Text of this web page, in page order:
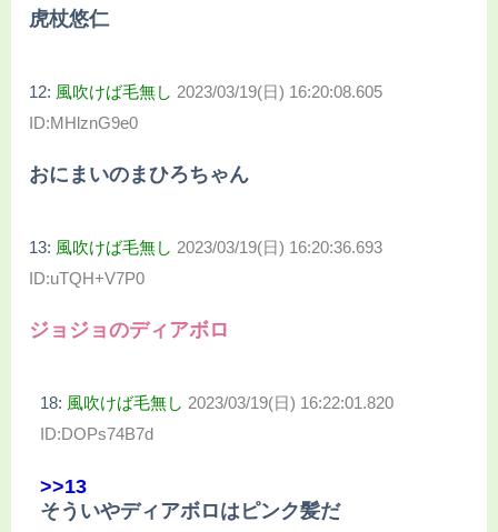
虎杖悠仁
12: 風吹けば毛無し 2023/03/19(日) 16:20:08.605
ID:MHlznG9e0
おにまいのまひろちゃん
13: 風吹けば毛無し 2023/03/19(日) 16:20:36.693
ID:uTQH+V7P0
ジョジョのディアボロ
18: 風吹けば毛無し 2023/03/19(日) 16:22:01.820
ID:DOPs74B7d
>>13
そういやディアボロはピンク髪だ